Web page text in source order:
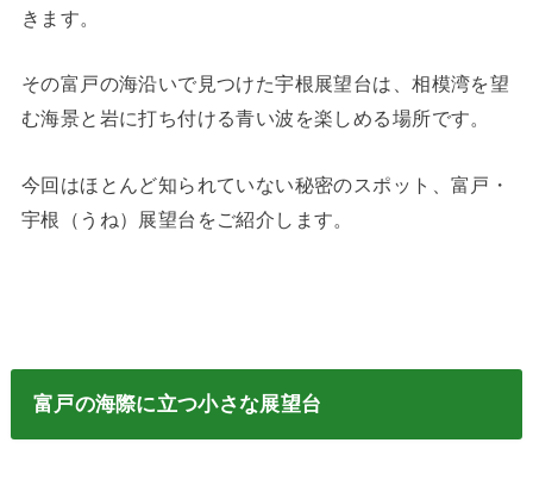
きます。
その富戸の海沿いで見つけた宇根展望台は、相模湾を望
む海景と岩に打ち付ける青い波を楽しめる場所です。
今回はほとんど知られていない秘密のスポット、富戸・
宇根（うね）展望台をご紹介します。
富戸の海際に立つ小さな展望台